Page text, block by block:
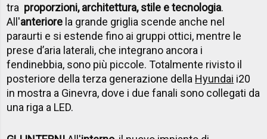
tra proporzioni, architettura, stile e tecnologia.
All'anteriore la grande griglia scende anche nel
paraurti e si estende fino ai gruppi ottici, mentre le
prese d’aria laterali, che integrano ancora i
fendinebbia, sono più piccole. Totalmente rivisto il
posteriore della terza generazione della Hyundai i20
in mostra a Ginevra, dove i due fanali sono collegati da
una riga a LED.